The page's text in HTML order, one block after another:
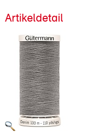
Artikeldetail